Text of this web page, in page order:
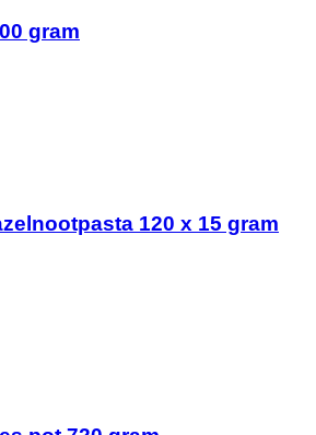
gram
120 x 15 gram